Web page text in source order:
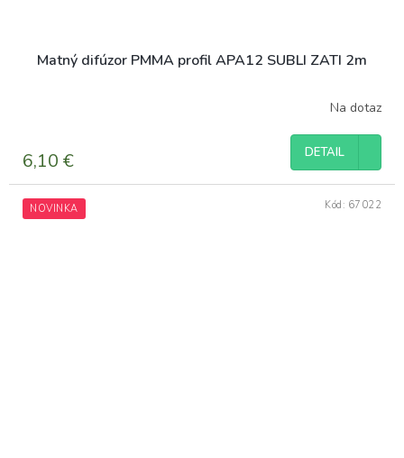
Matný difúzor PMMA profil APA12 SUBLI ZATI 2m
Na dotaz
6,10 € DETAIL
NOVINKA Kód: 67022